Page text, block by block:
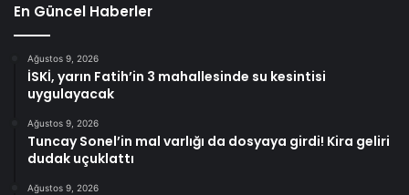
En Güncel Haberler
Ağustos 9, 2026
İSKİ, yarın Fatih’in 3 mahallesinde su kesintisi
uygulayacak
Ağustos 9, 2026
Tuncay Sonel’in mal varlığı da dosyaya girdi! Kira geliri
dudak uçuklattı
Ağustos 9, 2026